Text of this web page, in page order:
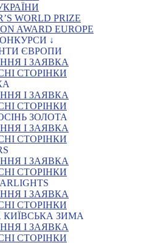
WORLD PRIZE
AWARD EUROPE
↓
ЄВРОПИ
І ЗАЯВКА
СТОРІНКИ
І ЗАЯВКА
СТОРІНКИ
ЗОЛОТА
І ЗАЯВКА
СТОРІНКИ
І ЗАЯВКА
СТОРІНКИ
І ЗАЯВКА
СТОРІНКИ
ЗИМА
І ЗАЯВКА
СТОРІНКИ